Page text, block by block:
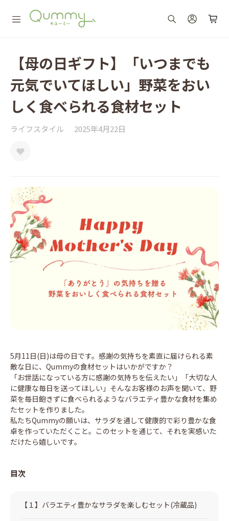
【母の日ギフト】「いつまでも
元気でいてほしい」野菜をおい
しく食べられる食材セット
ライフスタイル 2025年4月22日
5月11日(日)は母の日です。感謝の気持ちを素直に届けられる素
敵な日に、Qummyの食材セットはいかがですか？
「お世話になっている方に感謝の気持ちを伝えたい」「大切な人
に健康な毎日を送ってほしい」そんなお客様のお声を聞いて、野
菜を毎日飽きずに食べられるようなバラエティ豊かな食材を集め
たセットを作りました。
私たちQummyの願いは、サラダを通して健康的で彩り豊かな食
卓を作っていただくこと。このセットを通じて、それを実感いた
だけたら嬉しいです。
目次
【１】バラエティ豊かなサラダを楽しむセット(冷蔵品)